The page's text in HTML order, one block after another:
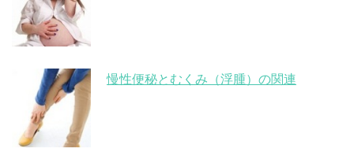
慢性便秘とむくみ（浮腫）の関連